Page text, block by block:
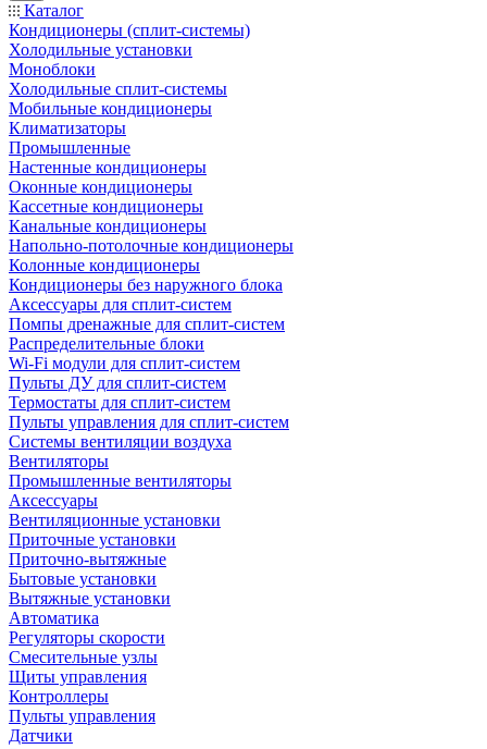
Каталог
Кондиционеры (сплит-системы)
Холодильные установки
Моноблоки
Холодильные сплит-системы
Мобильные кондиционеры
Климатизаторы
Промышленные
Настенные кондиционеры
Оконные кондиционеры
Кассетные кондиционеры
Канальные кондиционеры
Напольно-потолочные кондиционеры
Колонные кондиционеры
Кондиционеры без наружного блока
Аксессуары для сплит-систем
Помпы дренажные для сплит-систем
Распределительные блоки
Wi-Fi модули для сплит-систем
Пульты ДУ для сплит-систем
Термостаты для сплит-систем
Пульты управления для сплит-систем
Системы вентиляции воздуха
Вентиляторы
Промышленные вентиляторы
Аксессуары
Вентиляционные установки
Приточные установки
Приточно-вытяжные
Бытовые установки
Вытяжные установки
Автоматика
Регуляторы скорости
Смесительные узлы
Щиты управления
Контроллеры
Пульты управления
Датчики